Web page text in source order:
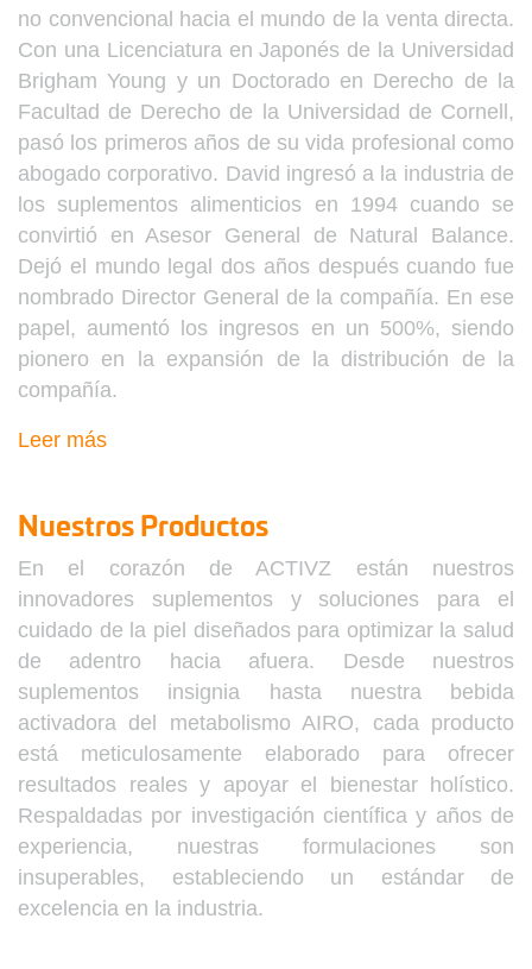
no convencional hacia el mundo de la venta directa.
Con una Licenciatura en Japonés de la Universidad
Brigham Young y un Doctorado en Derecho de la
Facultad de Derecho de la Universidad de Cornell,
pasó los primeros años de su vida profesional como
abogado corporativo. David ingresó a la industria de
los suplementos alimenticios en 1994 cuando se
convirtió en Asesor General de Natural Balance.
Dejó el mundo legal dos años después cuando fue
nombrado Director General de la compañía. En ese
papel, aumentó los ingresos en un 500%, siendo
pionero en la expansión de la distribución de la
compañía.
Leer más
Nuestros Productos
En el corazón de ACTIVZ están nuestros
innovadores suplementos y soluciones para el
cuidado de la piel diseñados para optimizar la salud
de adentro hacia afuera. Desde nuestros
suplementos insignia hasta nuestra bebida
activadora del metabolismo AIRO, cada producto
está meticulosamente elaborado para ofrecer
resultados reales y apoyar el bienestar holístico.
Respaldadas por investigación científica y años de
experiencia, nuestras formulaciones son
insuperables, estableciendo un estándar de
excelencia en la industria.